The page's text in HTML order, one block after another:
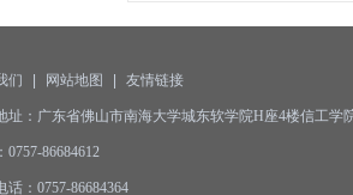
们 网站地图 友情链接
址：广东省佛山市南海大学城东软学院H座4楼信工
0757-86684612
话：0757-86684364